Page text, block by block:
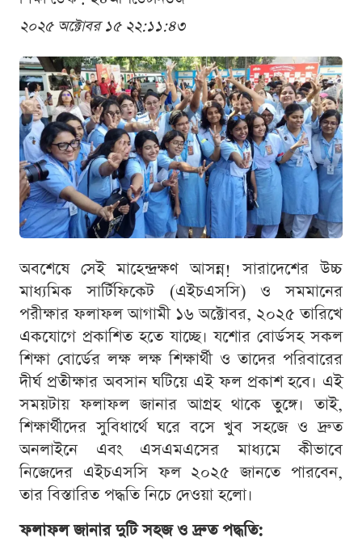
২০২৫ অক্টোবর ১৫ ২২:১১:৪৩
অবশেষে সেই মাহেন্দ্রক্ষণ আসন্ন! সারাদেশের উচ্চ
মাধ্যমিক সার্টিফিকেট (এইচএসসি) ও সমমানের
পরীক্ষার ফলাফল আগামী ১৬ অক্টোবর, ২০২৫ তারিখে
একযোগে প্রকাশিত হতে যাচ্ছে। যশোর বোর্ডসহ সকল
শিক্ষা বোর্ডের লক্ষ লক্ষ শিক্ষার্থী ও তাদের পরিবারের
দীর্ঘ প্রতীক্ষার অবসান ঘটিয়ে এই ফল প্রকাশ হবে। এই
সময়টায় ফলাফল জানার আগ্রহ থাকে তুঙ্গে। তাই,
শিক্ষার্থীদের সুবিধার্থে ঘরে বসে খুব সহজে ও দ্রুত
অনলাইনে এবং এসএমএসের মাধ্যমে কীভাবে
নিজেদের এইচএসসি ফল ২০২৫ জানতে পারবেন,
তার বিস্তারিত পদ্ধতি নিচে দেওয়া হলো।
ফলাফল জানার দুটি সহজ ও দ্রুত পদ্ধতি: